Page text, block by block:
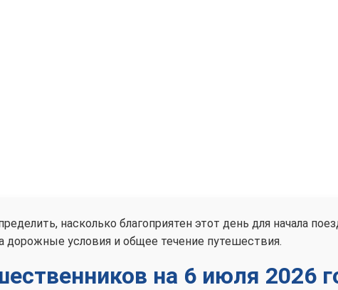
насколько благоприятен этот день для начала
условия и общее течение путешествия.
на 6 июля 2026